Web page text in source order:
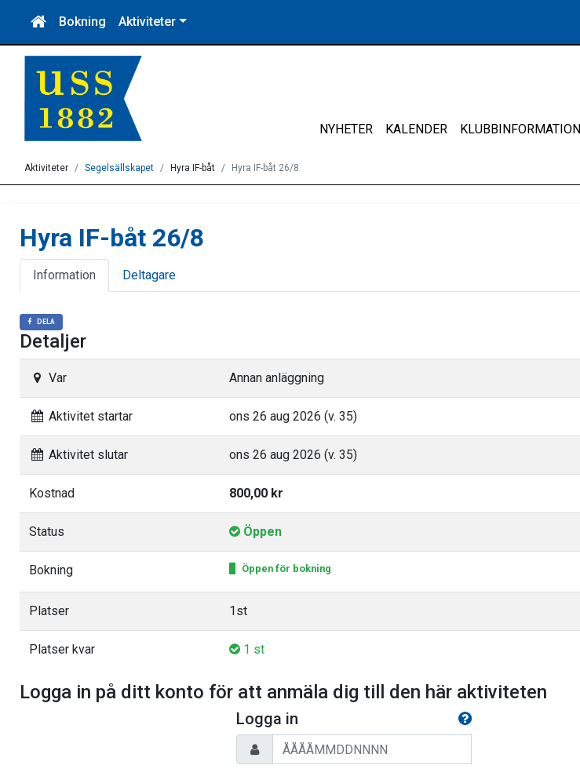
Bokning Aktiviteter
NYHETER KALENDER KLUBBINFORMATION
Aktiviteter Segelsällskapet Hyra IF-båt Hyra IF-båt 26/8
Hyra IF-båt 26/8
Information Deltagare
DELA
Detaljer
Var Annan anläggning
Aktivitet startar ons 26 aug 2026 (v. 35)
Aktivitet slutar ons 26 aug 2026 (v. 35)
Kostnad 800,00 kr
Status Öppen
Bokning Öppen för bokning
Platser 1st
Platser kvar 1 st
Logga in på ditt konto för att anmäla dig till den här aktiviteten
Logga in
Personnummer